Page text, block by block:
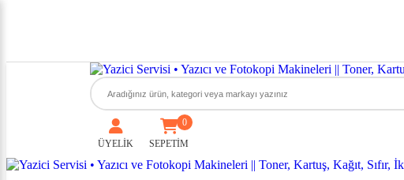
ÜYELİK SEPETİM
0